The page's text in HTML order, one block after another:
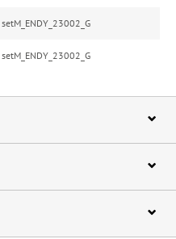
setM_ENDY_23002_G
setM_ENDY_23002_G